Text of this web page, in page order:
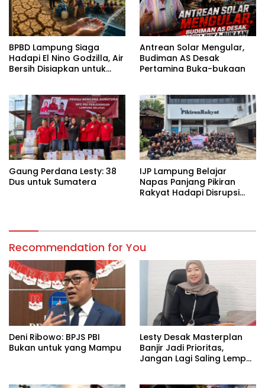
BPBD Lampung Siaga
Hadapi El Nino Godzilla, Air
Bersih Disiapkan untuk
Antrean Solar Mengular,
Budiman AS Desak
Pertamina Buka-bukaan
Gaung Perdana Lesty: 38
Dus untuk Sumatera
IJP Lampung Belajar
Napas Panjang Pikiran
Rakyat Hadapi Disrupsi
Recommendation for You
Deni Ribowo: BPJS PBI
Bukan untuk yang Mampu
Lesty Desak Masterplan
Banjir Jadi Prioritas,
Jangan Lagi Saling Lempar